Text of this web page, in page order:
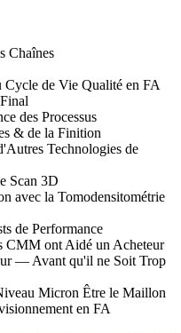
Chaînes
de Vie Qualité en FA
des Processus
& de la Finition
Technologies de
Scan 3D
avec la Tomodensitométrie
de Performance
CMM ont Aidé un Acheteur
— Avant qu'il ne Soit Trop
Micron Être le Maillon
en FA